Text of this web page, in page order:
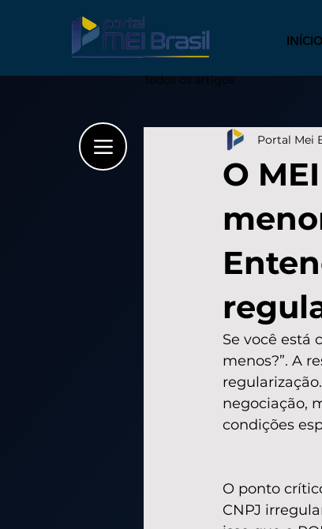
INÍCIO
Todos os artigos
O
Portal Mei
Se você está
menos?”. A
negociação,
condições
O ponto
CNPJ